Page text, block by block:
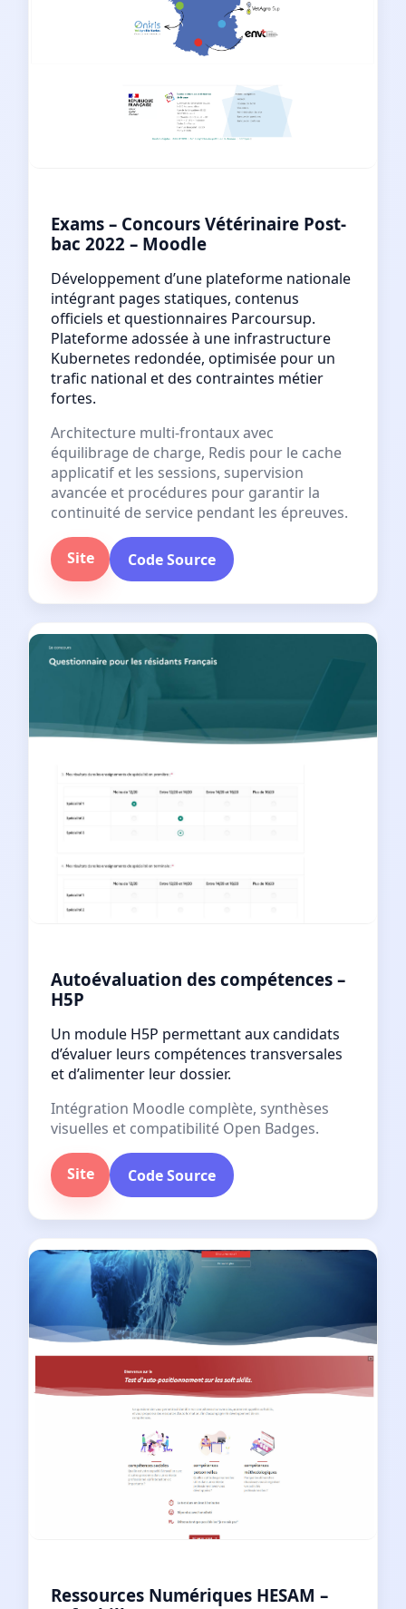
Exams – Concours Vétérinaire Post-
bac 2022 – Moodle
Développement d’une plateforme nationale
intégrant pages statiques, contenus
officiels et questionnaires Parcoursup.
Plateforme adossée à une infrastructure
Kubernetes redondée, optimisée pour un
trafic national et des contraintes métier
fortes.
Architecture multi-frontaux avec
équilibrage de charge, Redis pour le cache
applicatif et les sessions, supervision
avancée et procédures pour garantir la
continuité de service pendant les épreuves.
Site Code Source
Autoévaluation des compétences –
H5P
Un module H5P permettant aux candidats
d’évaluer leurs compétences transversales
et d’alimenter leur dossier.
Intégration Moodle complète, synthèses
visuelles et compatibilité Open Badges.
Site Code Source
Ressources Numériques HESAM –